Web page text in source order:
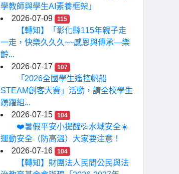
學教師與學生AI素養框架」
2026-07-09
115
【轉知】「彰化縣115年親子走
一走，快樂久久久~~感恩與傳承—樂
齡...
2026-07-17
107
「2026全國學生遙控帆船
STEAM創客大賽」活動，請全校學生
踴躍組...
2026-07-15
104
❤️暑假平安小提醒💦水域安全☀️
運動安全（防高溫）大家要注意！
2026-07-16
104
【轉知】財團法人民間公民與法